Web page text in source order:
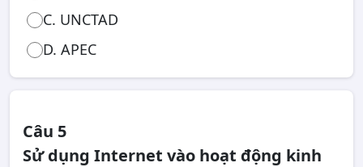
C. UNCTAD
D. APEC
Câu 5
Sử dụng Internet vào hoạt động kinh